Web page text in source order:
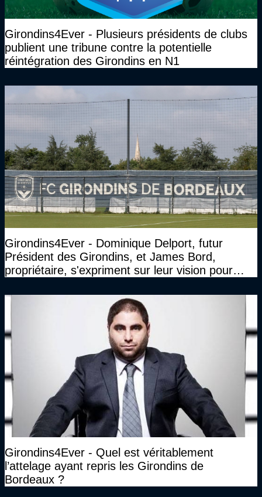
Girondins4Ever - Plusieurs présidents de clubs
publient une tribune contre la potentielle
réintégration des Girondins en N1
Girondins4Ever - Dominique Delport, futur
Président des Girondins, et James Bord,
propriétaire, s'expriment sur leur vision pour
Girondins4Ever - Quel est véritablement
l’attelage ayant repris les Girondins de
Bordeaux ?